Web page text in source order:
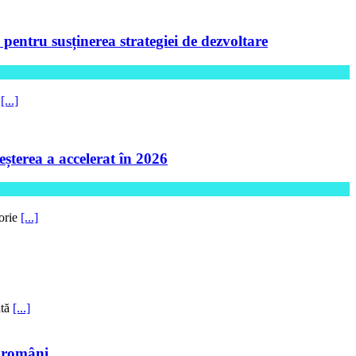
susținerea strategiei de dezvoltare
[...]
a accelerat în 2026
[...]
[...]